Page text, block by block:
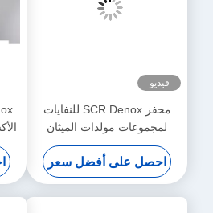
PCDD F SCR Denox محفز
الأكسدة التحفيزية للديوكسينات
ذات التأثير المزدوج على أساس
TiO2 V2O5 WO3
احصل على أفضل سعر